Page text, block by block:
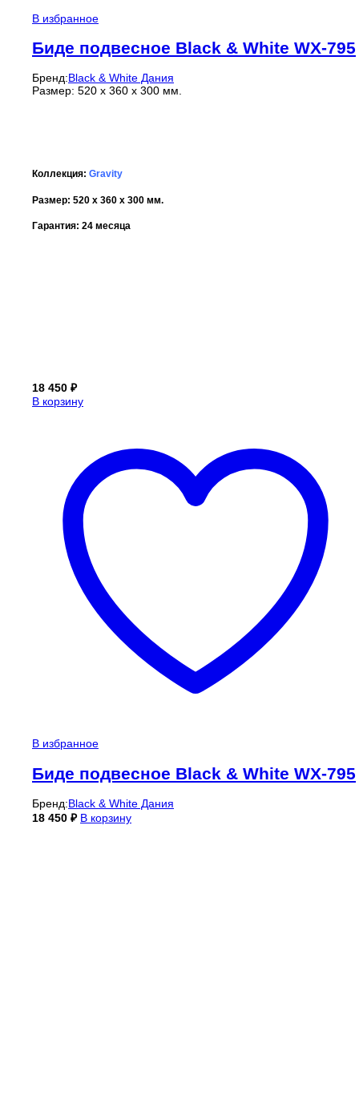
В избранное
Биде подвесное Black & White WX-795
Бренд:Black & White Дания
Размер: 520 x 360 x 300 мм.
Коллекция: Gravity
Размер: 520 x 360 x 300 мм.
Гарантия: 24 месяца
18 450 ₽
В корзину
В избранное
Биде подвесное Black & White WX-795
Бренд:Black & White Дания
18 450 ₽ В корзину